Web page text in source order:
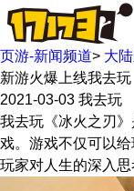
页游-新闻频道> 大
新游火爆上线我去
2021-03-03 我去玩
我去玩《冰火之刃
戏。游戏不仅可以
玩家对人生的深入